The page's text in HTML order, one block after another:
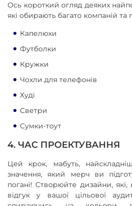
Ось короткий огляд деяких
які обирають багато компаній та
Капелюхи
Футболки
Кружки
Чохли для телефонів
Худі
Светри
Сумки-тоут
4. ЧАС ПРОЕКТУВАННЯ
Цей крок, мабуть,
значення, який мерч ви
погані! Створюйте дизайни, які,
відгук у вашої цільової